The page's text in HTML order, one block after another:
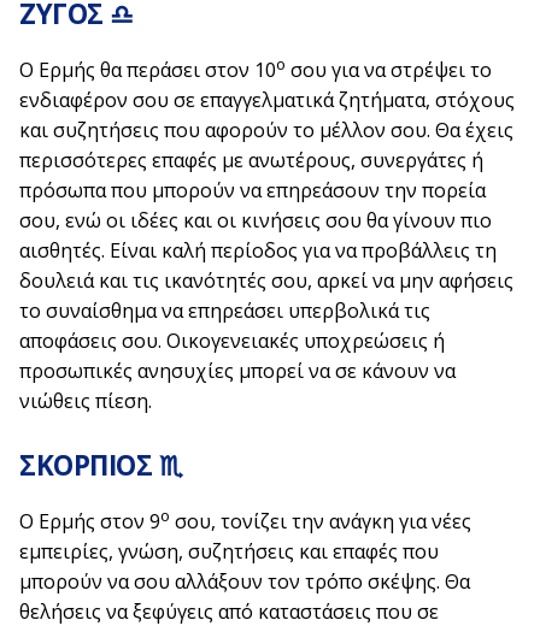
ΖΥΓΟΣ ♎
Ο Ερμής θα περάσει στον 10ο σου για να στρέψει το
ενδιαφέρον σου σε επαγγελματικά ζητήματα, στόχους
και συζητήσεις που αφορούν το μέλλον σου. Θα έχεις
περισσότερες επαφές με ανωτέρους, συνεργάτες ή
πρόσωπα που μπορούν να επηρεάσουν την πορεία
σου, ενώ οι ιδέες και οι κινήσεις σου θα γίνουν πιο
αισθητές. Είναι καλή περίοδος για να προβάλλεις τη
δουλειά και τις ικανότητές σου, αρκεί να μην αφήσεις
το συναίσθημα να επηρεάσει υπερβολικά τις
αποφάσεις σου. Οικογενειακές υποχρεώσεις ή
προσωπικές ανησυχίες μπορεί να σε κάνουν να
νιώθεις πίεση.
ΣΚΟΡΠΙΟΣ ♏
Ο Ερμής στον 9ο σου, τονίζει την ανάγκη για νέες
εμπειρίες, γνώση, συζητήσεις και επαφές που
μπορούν να σου αλλάξουν τον τρόπο σκέψης. Θα
θελήσεις να ξεφύγεις από καταστάσεις που σε